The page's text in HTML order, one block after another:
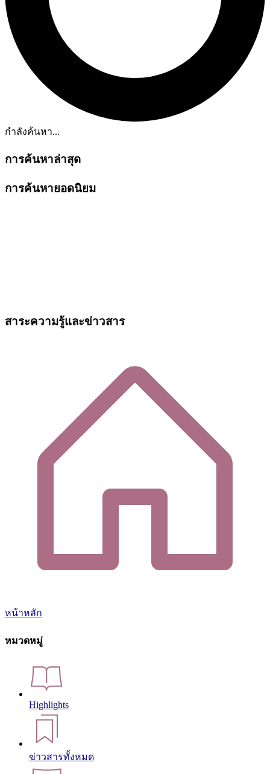
กำลังค้นหา...
การค้นหาล่าสุด
การค้นหายอดนิยม
สาระความรู้และข่าวสาร
หน้าหลัก
หมวดหมู่
Highlights
ข่าวสารทั้งหมด